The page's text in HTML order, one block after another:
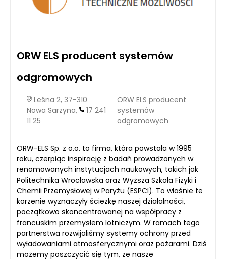
ORW ELS producent systemów
odgromowych
Leśna 2, 37-310
Nowa Sarzyna,
17 241
11 25
ORW ELS producent
systemów
odgromowych
ORW-ELS Sp. z o.o. to firma, która powstała w 1995
roku, czerpiąc inspirację z badań prowadzonych w
renomowanych instytucjach naukowych, takich jak
Politechnika Wrocławska oraz Wyższa Szkoła Fizyki i
Chemii Przemysłowej w Paryżu (ESPCI). To właśnie te
korzenie wyznaczyły ścieżkę naszej działalności,
początkowo skoncentrowanej na współpracy z
francuskim przemysłem lotniczym. W ramach tego
partnerstwa rozwijaliśmy systemy ochrony przed
wyładowaniami atmosferycznymi oraz pożarami. Dziś
możemy poszczycić się tym, że nasze